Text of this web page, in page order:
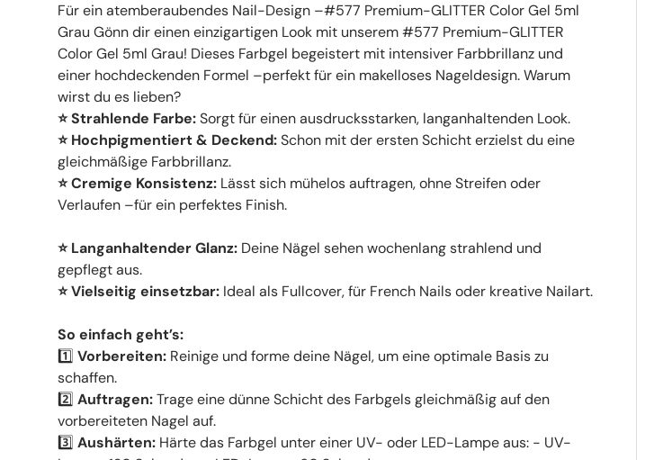
Für ein atemberaubendes Nail-Design –#577 Premium-GLITTER Color Gel 5ml
Grau Gönn dir einen einzigartigen Look mit unserem #577 Premium-GLITTER
Color Gel 5ml Grau! Dieses Farbgel begeistert mit intensiver Farbbrillanz und
einer hochdeckenden Formel –perfekt für ein makelloses Nageldesign. Warum
wirst du es lieben?
⭐ Strahlende Farbe:Sorgt für einen ausdrucksstarken, langanhaltenden Look.
⭐ Hochpigmentiert & Deckend:Schon mit der ersten Schicht erzielst du eine
gleichmäßige Farbbrillanz.
⭐ Cremige Konsistenz: Lässt sich mühelos auftragen, ohne Streifen oder
Verlaufen –für ein perfektes Finish.
⭐ Langanhaltender Glanz: Deine Nägel sehen wochenlang strahlend und
gepflegt aus.
⭐ Vielseitig einsetzbar: Ideal als Fullcover, für French Nails oder kreative Nailart.
So einfach geht’s:
1️⃣ Vorbereiten: Reinige und forme deine Nägel, um eine optimale Basis zu
schaffen.
2️⃣ Auftragen:Trage eine dünne Schicht des Farbgels gleichmäßig auf den
vorbereiteten Nagel auf.
3️⃣ Aushärten: Härte das Farbgel unter einer UV- oder LED-Lampe aus: - UV-